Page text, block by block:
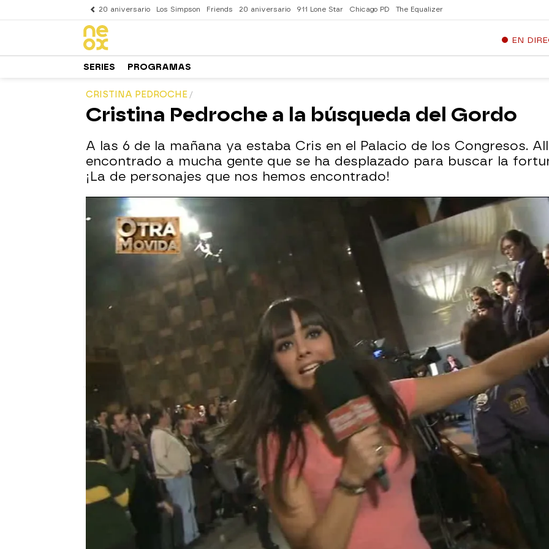
20 aniversario Los Simpson Friends 20 aniversario 911 Lone Star Chicago PD The Equalizer
EN
SERIES PROGRAMAS
CRISTINA PEDROCHE
Cristina Pedroche a la búsqueda del Gordo
A las 6 de la mañana ya estaba Cris en el Palacio de los Congresos.
encontrado a mucha gente que se ha desplazado para buscar la
¡La de personajes que nos hemos encontrado!
neox
Madrid
Publicado:22 de diciembre de 2011, 17:02
Whatsapp
Facebook
X
Otra Movida Cristina Pedroche